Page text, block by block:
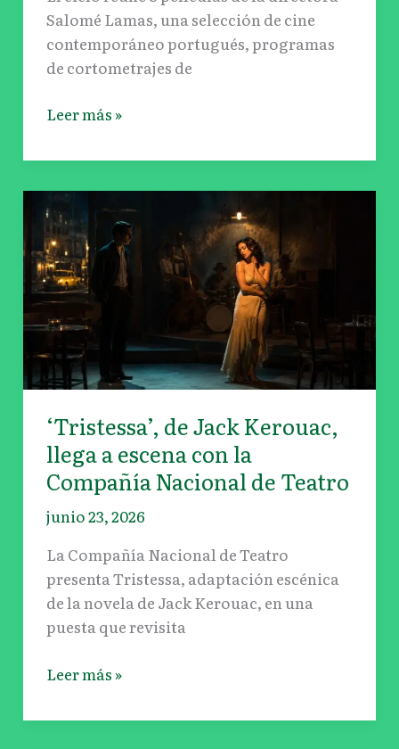
Salomé Lamas, una selección de cine
contemporáneo portugués, programas
de cortometrajes de
Leer más »
‘Tristessa’, de Jack Kerouac,
llega a escena con la
Compañía Nacional de Teatro
junio 23, 2026
La Compañía Nacional de Teatro
presenta Tristessa, adaptación escénica
de la novela de Jack Kerouac, en una
puesta que revisita
‘Tristessa’,
de
Jack
Kerouac,
llega
a
escena
con
la
Compañía
Nacional
de
Teatro
Leer más »